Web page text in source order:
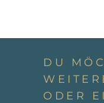
DU
ODER